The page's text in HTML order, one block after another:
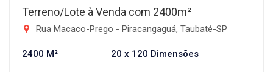
Terreno/Lote à Venda com 2400m²
Rua Macaco-Prego - Piracangaguá, Taubaté-SP
2400 M² 20 x 120 Dimensões